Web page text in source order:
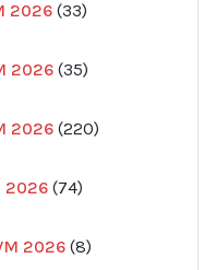
2026 33
produkter
2026 35
produkter
2026 220
produkter
2026 74
produkter
2026 8
produkter